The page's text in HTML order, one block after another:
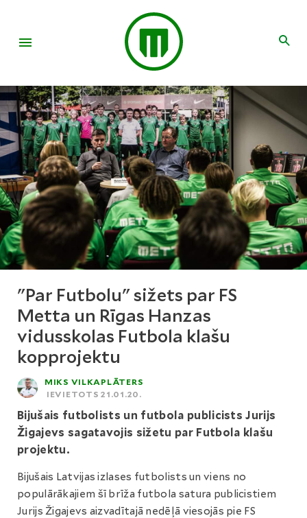
"Par Futbolu" sižets par FS
Metta un Rīgas Hanzas
vidusskolas Futbola klašu
kopprojektu
MIKS VILKAPLĀTERS
IEVIETOTS 21.01.20.
Bijušais futbolists un futbola publicists Jurijs
Žigajevs sagatavojis sižetu par Futbola klašu
projektu.
Bijušais Latvijas izlases futbolists un viens no
populārākajiem šī brīža futbola satura publicistiem
Jurijs Žigajevs aizvadītajā nedēļā viesojās pie FS